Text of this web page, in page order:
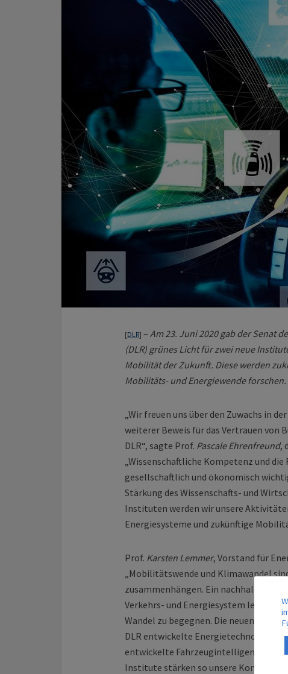
[DLR] – Am 23. Juni 2020 gab der Senat
(DLR) grünes Licht für zwei neue
Mobilität der Zukunft. Diese werden
Mobilitäts- und Energiewende forschen.
„Wir freuen uns über den Zuwachs in
weiterer Beweis für das Vertrauen von
DLR“, sagte Prof. Pascale Ehrenfreund,
„Wissenschaftliche Kompetenz und
gesellschaftlich und ökonomisch
Stärkung des Wissenschafts- und
Instituten werden wir unsere
Energiesysteme und zukünftige
Prof. Karsten Lemmer, Vorstand für
„Mobilitätswende und Klimawandel
zusammenhängen. Ein nachhaltiges,
Verkehrs- und Energiesystem leistet
Wandel zu begegnen. Die neuen
DLR entwickelte Energietechnologien
entwickelte Fahrzeugintelligenz
Institute stärken so unsere